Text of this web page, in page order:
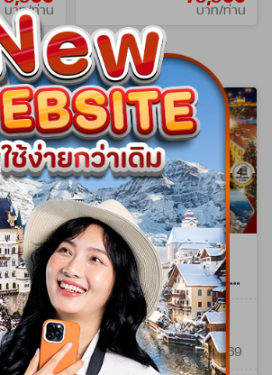
บาท/ท่าน บาท/ท่าน
รปตะวันออก
ย -
QR
มี.ค. 70
ทัวร์พรีเมี่ยมยุโรปตะวัน
ออก คริสต์มาส มาร์เก็ต
10วัน 7คืน (TG) NOV -
DEC 26 WPTG0210E
10วัน 7คืน
27 พ.ย. 69 - 26 ธ.ค. 69